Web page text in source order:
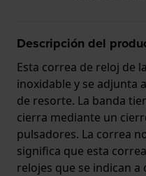
Descripción del
Esta correa de reloj de
inoxidable y se adjunta
de resorte. La banda
cierra mediante un
pulsadores. La correa
significa que esta
relojes que se indican a